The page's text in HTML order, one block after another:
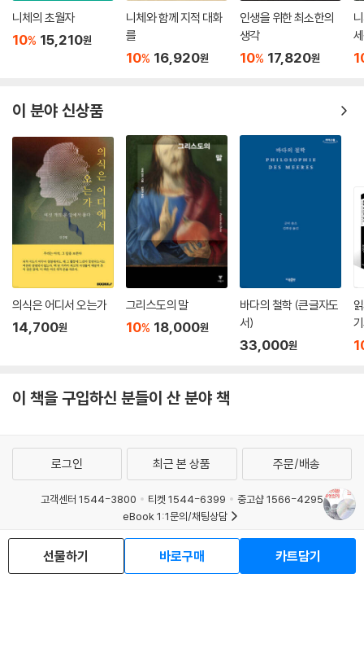
니체의 초월자
10% 15,210원
니체와 함께 지적 대화
를
10% 16,920원
인생을 위한 최소한의
생각
10% 17,820원
이 분야 신상품
의식은 어디서 오는가
14,700원
그리스도의 말
10% 18,000원
바다의 철학 (큰글자도
서)
33,000원
이 책을 구입하신 분들이 산 분야 책
선물하기 바로구매 카트담기
로그인 최근 본 상품 주문/배송
고객센터 1544-3800 티켓 1544-6399
중고샵 1566-4295
eBook 1:1문의/채팅상담
예스이십사(주) 사업자 정보
이용약관
개인정보처리방침
청소년보호정책